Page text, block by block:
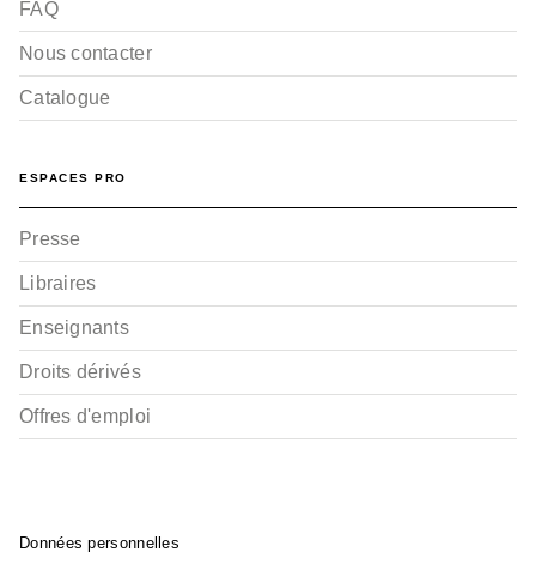
FAQ
Nous contacter
Catalogue
ESPACES PRO
Presse
Libraires
Enseignants
Droits dérivés
Offres d'emploi
Données personnelles